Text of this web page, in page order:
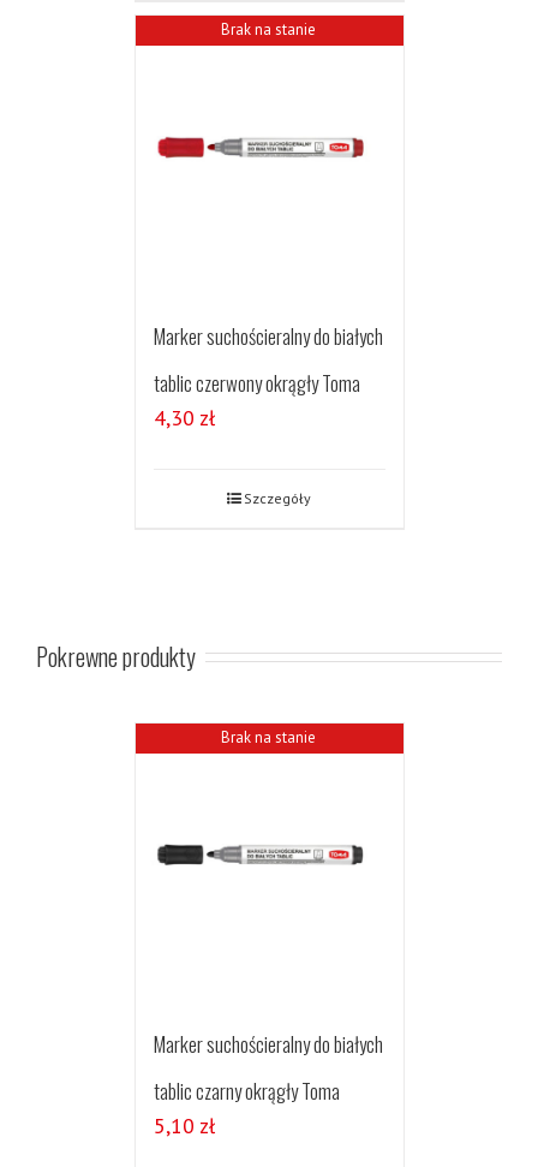
Brak na stanie
Marker suchościeralny do białych
tablic czerwony okrągły Toma
4,30 zł
Szczegóły
Pokrewne produkty
Brak na stanie
Marker suchościeralny do białych
tablic czarny okrągły Toma
5,10 zł